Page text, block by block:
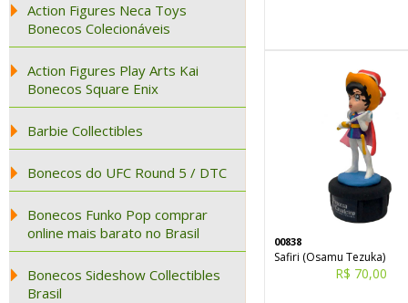
Action Figures Neca Toys
Bonecos Colecionáveis
Action Figures Play Arts Kai
Bonecos Square Enix
Barbie Collectibles
Bonecos do UFC Round 5 / DTC
Bonecos Funko Pop comprar
online mais barato no Brasil
Bonecos Sideshow Collectibles
Brasil
00838
Safiri (Osamu Tezuka)
R$ 70,00